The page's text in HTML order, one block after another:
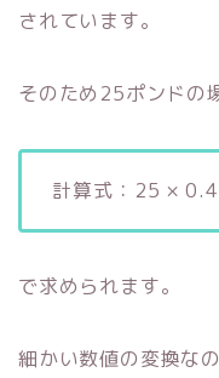
されています。
そのため25ポンドの
計算式：25 ×
で求められます。
細かい数値の変換な